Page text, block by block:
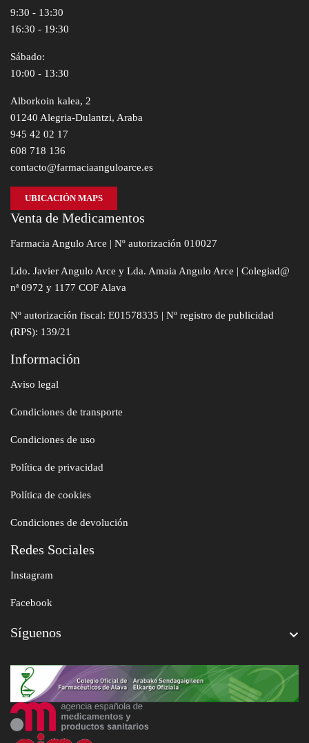
9:30 - 13:30
16:30 - 19:30
Sábado:
10:00 - 13:30
Alborkoin kalea, 2
01240 Alegria-Dulantzi, Araba
945 42 02 17
608 718 136
contacto@farmaciaanguloarce.es
UBICACIÓN MAPS
Venta de Medicamentos
Farmacia Angulo Arce | Nº autorización 010027
Ldo. Javier Angulo Arce y Lda. Amaia Angulo Arce | Colegiad@
nª 0972 y 1177 COF Alava
Nº autorización fiscal: E01578335 | Nº registro de publicidad
(RPS): 139/21
Información
Aviso legal
Condiciones de transporte
Condiciones de uso
Política de privacidad
Política de cookies
Condiciones de devolución
Redes Sociales
Instagram
Facebook
Síguenos 